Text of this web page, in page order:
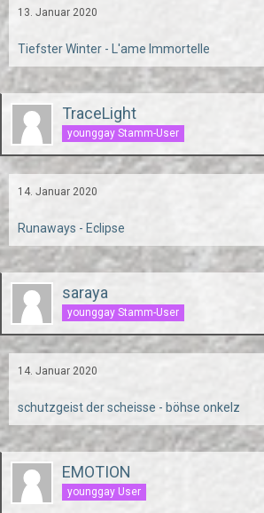
13. Januar 2020
Tiefster Winter - L'ame Immortelle
TraceLight
younggay Stamm-User
14. Januar 2020
Runaways - Eclipse
saraya
younggay Stamm-User
14. Januar 2020
schutzgeist der scheisse - böhse onkelz
EMOTION
younggay User